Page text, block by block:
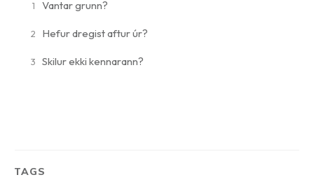
1 Vantar grunn?
2 Hefur dregist aftur úr?
3 Skilur ekki kennarann?
TAGS